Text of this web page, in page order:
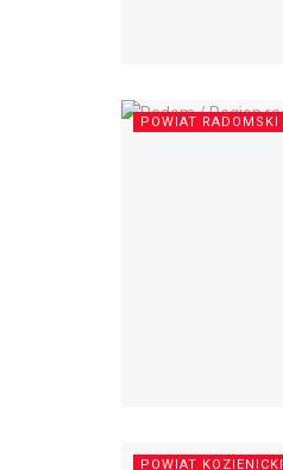
POWIAT RADOMSKI
POWIAT KOZIENICKI